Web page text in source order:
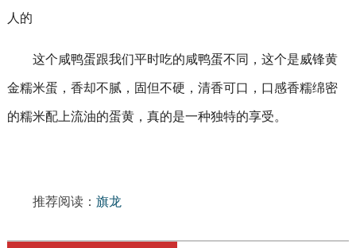
这个咸鸭蛋跟我们平时吃的咸鸭蛋不同，这个是威锋黄
金糯米蛋，香却不腻，固但不硬，清香可口，口感香糯绵密
的糯米配上流油的蛋黄，真的是一种独特的享受。
推荐阅读： 旗龙